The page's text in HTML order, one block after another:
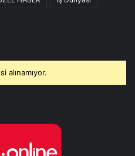
alınamıyor.